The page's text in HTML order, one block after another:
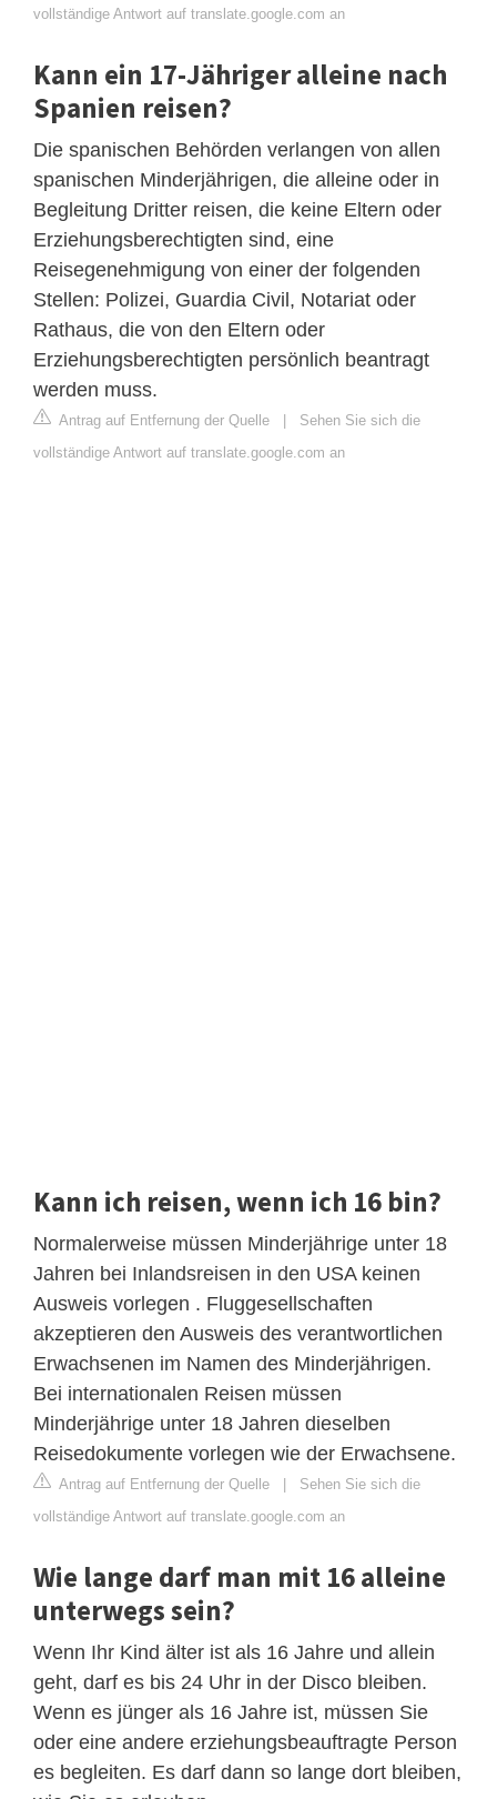
vollständige Antwort auf translate.google.com an
Kann ein 17-Jähriger alleine nach
Spanien reisen?
Die spanischen Behörden verlangen von allen
spanischen Minderjährigen, die alleine oder in
Begleitung Dritter reisen, die keine Eltern oder
Erziehungsberechtigten sind, eine
Reisegenehmigung von einer der folgenden
Stellen: Polizei, Guardia Civil, Notariat oder
Rathaus, die von den Eltern oder
Erziehungsberechtigten persönlich beantragt
werden muss.
Antrag auf Entfernung der Quelle | Sehen Sie sich die
vollständige Antwort auf translate.google.com an
Kann ich reisen, wenn ich 16 bin?
Normalerweise müssen Minderjährige unter 18
Jahren bei Inlandsreisen in den USA keinen
Ausweis vorlegen . Fluggesellschaften
akzeptieren den Ausweis des verantwortlichen
Erwachsenen im Namen des Minderjährigen.
Bei internationalen Reisen müssen
Minderjährige unter 18 Jahren dieselben
Reisedokumente vorlegen wie der Erwachsene.
Antrag auf Entfernung der Quelle | Sehen Sie sich die
vollständige Antwort auf translate.google.com an
Wie lange darf man mit 16 alleine
unterwegs sein?
Wenn Ihr Kind älter ist als 16 Jahre und allein
geht, darf es bis 24 Uhr in der Disco bleiben.
Wenn es jünger als 16 Jahre ist, müssen Sie
oder eine andere erziehungsbeauftragte Person
es begleiten. Es darf dann so lange dort bleiben,